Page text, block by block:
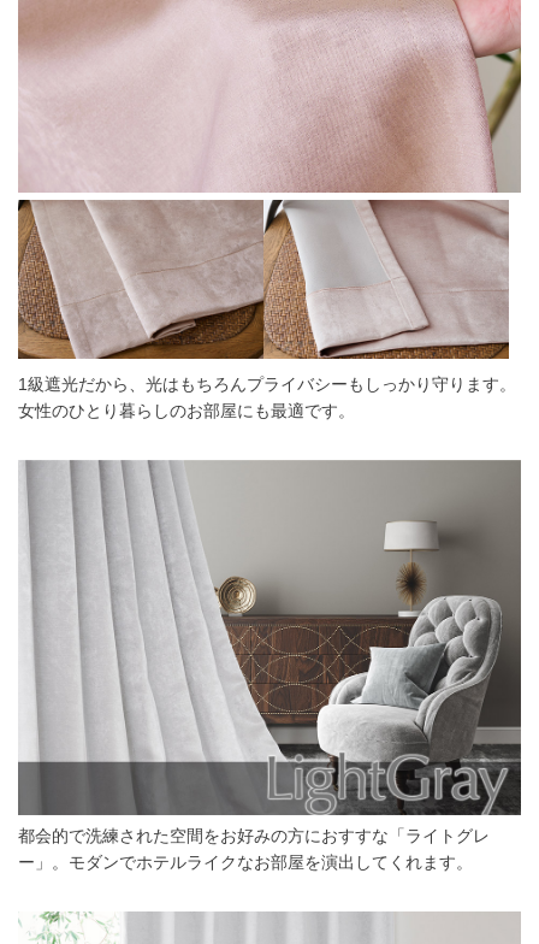
1級遮光だから、光はもちろんプライバシーもしっかり守ります。
女性のひとり暮らしのお部屋にも最適です。
都会的で洗練された空間をお好みの方におすすな「ライトグレ
ー」。モダンでホテルライクなお部屋を演出してくれます。